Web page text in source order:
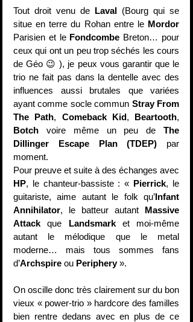
Tout droit venu de Laval (Bourg qui se
situe en terre du Rohan entre le Mordor
Parisien et le Fondcombe Breton… pour
ceux qui ont un peu trop séchés les cours
de Géo 😉 ), je peux vous garantir que le
trio ne fait pas dans la dentelle avec des
influences aussi brutales que variées
ayant comme socle commun Stray From
The Path, Comeback Kid, Beartooth
Botch voire même un peu de The
Dillinger Escape Plan (TDEP) par
moment.
HP, le chanteur-bassiste : « Pierrick, le
guitariste, aime autant le folk qu’Infant
Annihilator, le batteur autant Massive
Attack que Landsmark et moi-même
autant le mélodique que le metal
moderne… mais tous sommes fans
d’Archspire ou Periphery ».
On oscille donc très clairement sur du bon
vieux « power-trio » hardcore des familles
bien rentre dedans avec en plus de ce